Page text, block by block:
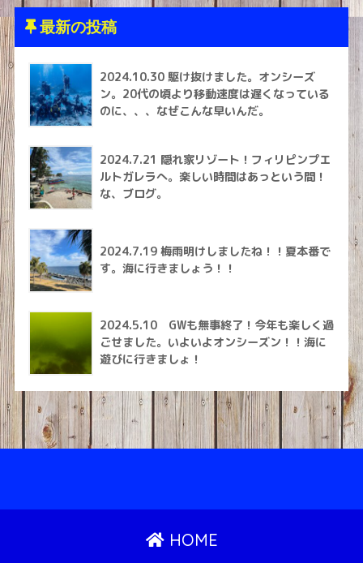
最新の投稿
2024.10.30 駆け抜けました。オンシーズ
ン。20代の頃より移動速度は遅くなっている
のに、、、なぜこんな早いんだ。
2024.7.21 隠れ家リゾート！フィリピンプエ
ルトガレラへ。楽しい時間はあっという間！
な、ブログ。
2024.7.19 梅雨明けしましたね！！夏本番で
す。海に行きましょう！！
2024.5.10 GWも無事終了！今年も楽しく過
ごせました。いよいよオンシーズン！！海に
遊びに行きましょ！
HOME